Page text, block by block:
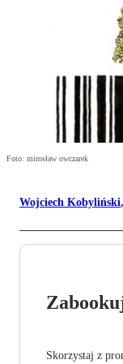
Foto: mirosław owczarek
Wojciech Kobyliński,
Skorzystaj z